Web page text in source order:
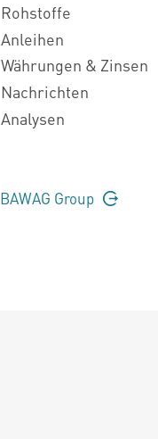
Rohstoffe
Anleihen
Währungen & Zinsen
Nachrichten
Analysen
BAWAG Group